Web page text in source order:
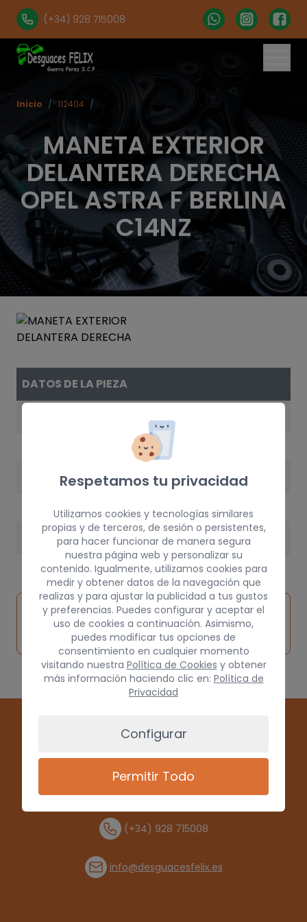
(+34) 928 715008
MANETA EXTERIOR
DELANTERA DERECHA
OPEL ASTRA F BERLINA
C14NZ
Inicio / 112404 /
DATOS DE LA PIEZA
PESO
Inspeccionar
vehículo de
Solicitar
pieza
Consultar
por
(+34) 928 715008
info@desguacesfelix.es
Respetamos tu privacidad
Utilizamos cookies y tecnologías similares
propias y de terceros, de sesión o persistentes,
para hacer funcionar de manera segura
nuestra página web y personalizar su
contenido. Igualmente, utilizamos cookies para
medir y obtener datos de la navegación que
realizas y para ajustar la publicidad a tus gustos
y preferencias. Puedes configurar y aceptar el
uso de cookies a continuación. Asimismo,
puedes modificar tus opciones de
consentimiento en cualquier momento
visitando nuestra Política de Cookies y obtener
más información haciendo clic en: Política de
Privacidad
Configurar
Permitir Todo